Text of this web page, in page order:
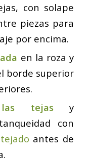
con solape
piezas para
por encima.
en la roza y
borde superior
las tejasy
con
antes de